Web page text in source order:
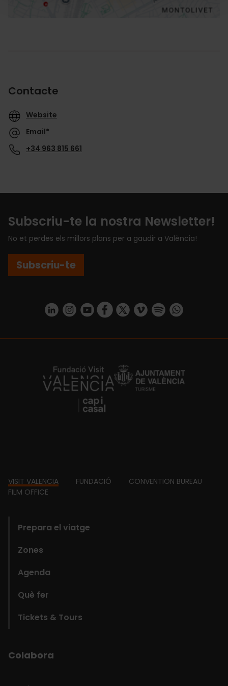
Contacte
Website
Email*
+34 963 815 661
Subscriu-te la nostra Newsletter!
No et perdes els millors plans per a gaudir a València!
Subscriu-te
https://www.linkedin.com/company/turismo-valencia/mycompany/
https://www.instagram.com/visit_valencia/
https://www.youtube.com/user/
https://www.facebook.com/
https://twitter.com/
https://vimeo.com/
https://https://api.whatsapp.com/
https://fundacion.visitvalencia.com/
Footer
VISIT VALENCIA FUNDACIÓ
CONVENTION BUREAU
FILM OFFICE
Prepara el viatge
Zones
Agenda
Què fer
Tickets & Tours
Colabora